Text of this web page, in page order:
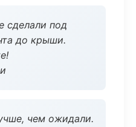
сделали под
до крыши.
чем ожидали.